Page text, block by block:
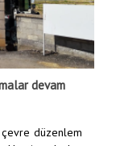
devam
çevre düzenlem